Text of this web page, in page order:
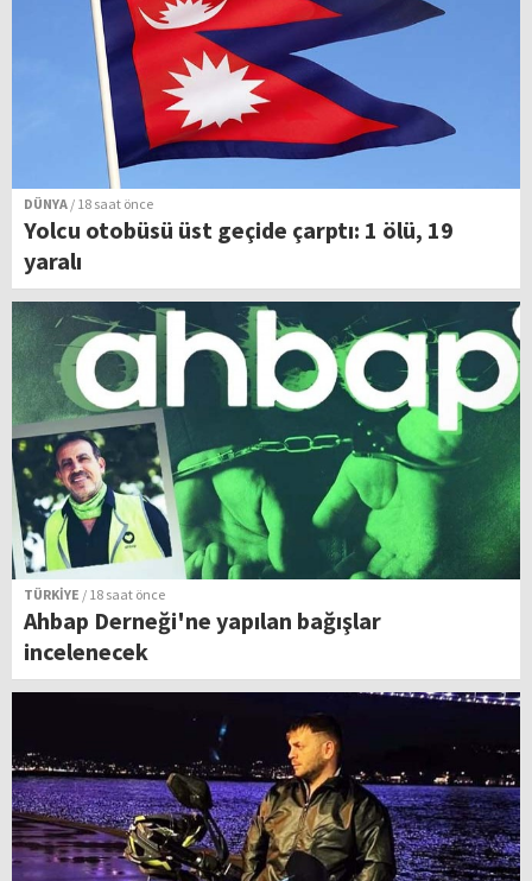
DÜNYA / 18 saat önce
Yolcu otobüsü üst geçide çarptı: 1 ölü, 19
yaralı
TÜRKİYE / 18 saat önce
Ahbap Derneği'ne yapılan bağışlar
incelenecek